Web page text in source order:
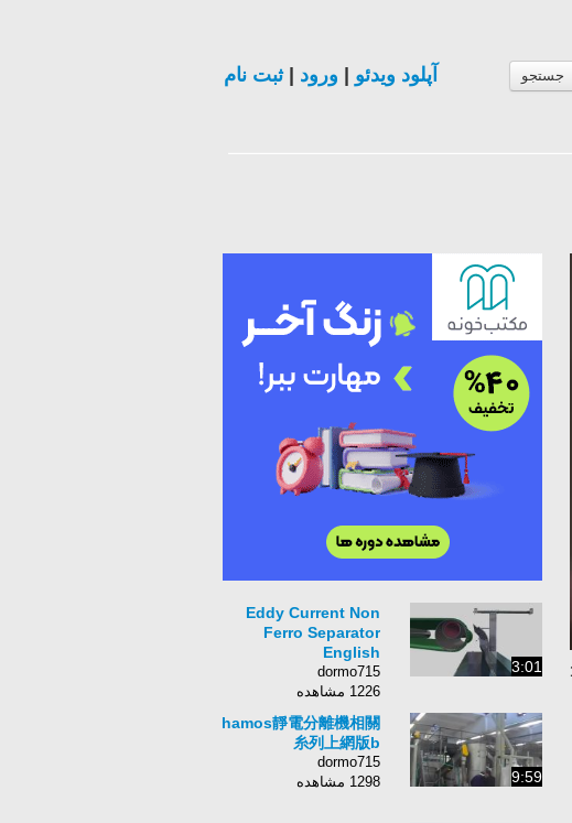
جستجو آپلود ویدئو ورود |ثبت نام
3:01
Eddy Current Non
Ferro Separator
English
dormo715
1226 مشاهده
9:59
hamos靜電分離機相關
糸列上網版b
dormo715
1298 مشاهده